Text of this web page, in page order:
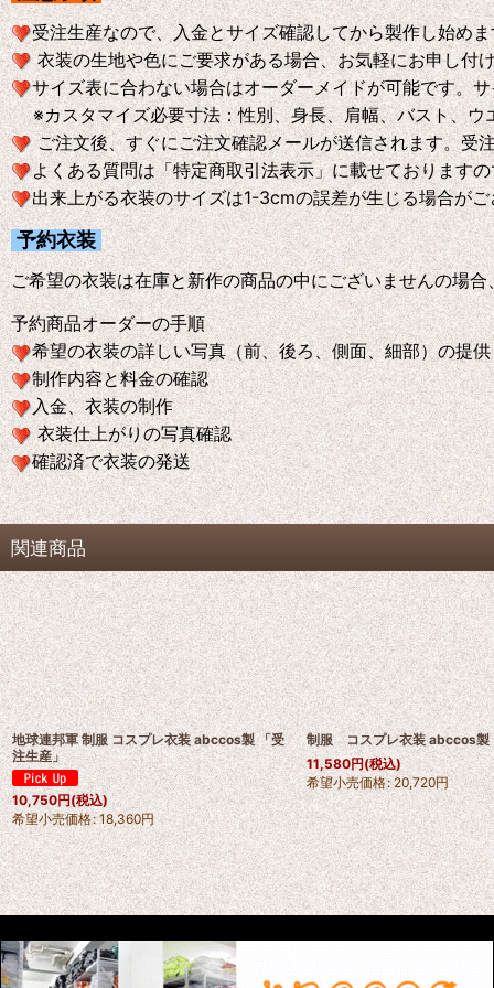
受注生産なので、入金とサイズ確認してから製作し始め
衣装の生地や色にご要求がある場合、お気軽にお申し付
サイズ表に合わない場合はオーダーメイドが可能です。
※カスタマイズ必要寸法：性別、身長、肩幅、バスト、ウ
ご注文後、すぐにご注文確認メールが送信されます。受
よくある質問は「特定商取引法表示」に載せております
出来上がる衣装のサイズは1-3cmの誤差が生じる場合が
予約衣装
ご希望の衣装は在庫と新作の商品の中にございませんの場
予約商品オーダーの手順
希望の衣装の詳しい写真（前、後ろ、側面、細部）の提供
制作内容と料金の確認
入金、衣装の制作
衣装仕上がりの写真確認
確認済で衣装の発送
関連商品
地球連邦軍 制服 コスプレ衣装 abccos製 「受
注生産」
10,750円(税込)
希望小売価格: 18,360円
制服 コスプレ衣装 abccos製
11,580円(税込)
希望小売価格: 20,720円